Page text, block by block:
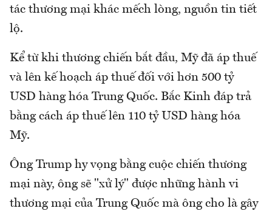
tác thương mại khác mếch lòng, nguồn tin tiết
lộ.
Kể từ khi thương chiến bắt đầu, Mỹ đã áp thuế
và lên kế hoạch áp thuế đối với hơn 500 tỷ
USD hàng hóa Trung Quốc. Bắc Kinh đáp trả
bằng cách áp thuế lên 110 tỷ USD hàng hóa
Mỹ.
Ông Trump hy vọng bằng cuộc chiến thương
mại này, ông sẽ "xử lý" được những hành vi
thương mại của Trung Quốc mà ông cho là gây